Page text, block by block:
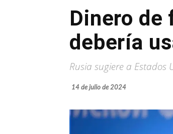
Dinero de
debería
Rusia sugiere a
14 de julio de 2024